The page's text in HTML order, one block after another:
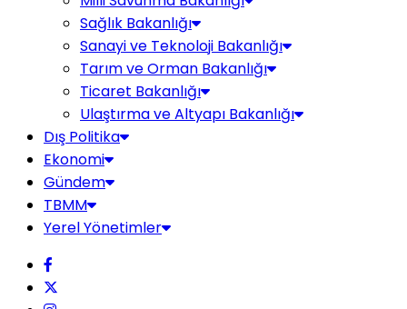
Sağlık Bakanlığı
Sanayi ve Teknoloji Bakanlığı
Tarım ve Orman Bakanlığı
Ticaret Bakanlığı
Ulaştırma ve Altyapı Bakanlığı
Dış Politika
Ekonomi
Gündem
TBMM
Yerel Yönetimler